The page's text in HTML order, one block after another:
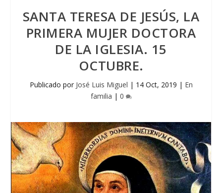
SANTA TERESA DE JESÚS, LA
PRIMERA MUJER DOCTORA
DE LA IGLESIA. 15
OCTUBRE.
Publicado por José Luis Miguel | 14 Oct, 2019 | En
familia | 0